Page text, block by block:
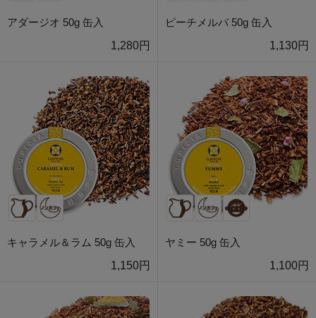
アダージオ 50g 缶入
1,280円
ピーチメルバ 50g 缶入
1,130円
キャラメル＆ラム 50g 缶入
1,150円
ヤミー 50g 缶入
1,100円